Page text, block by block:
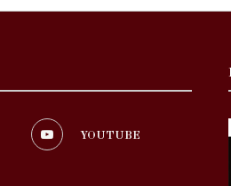
YOUTUBE